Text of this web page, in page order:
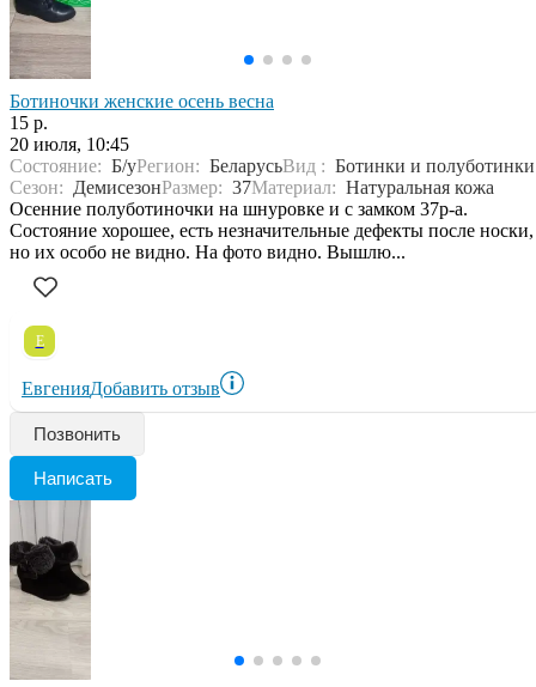
Ботиночки женские осень весна
15 р.
20 июля, 10:45
Состояние: Б/уРегион: БеларусьВид : Ботинки и полуботинки
Сезон: ДемисезонРазмер: 37Материал: Натуральная кожа
Осенние полуботиночки на шнуровке и с замком 37р-а.
Состояние хорошее, есть незначительные дефекты после носки,
но их особо не видно. На фото видно. Вышлю...
Е
ЕвгенияДобавить отзыв
Позвонить
Написать